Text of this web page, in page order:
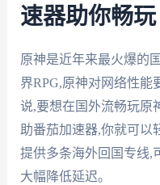
速器助你畅玩
原神是近年来最火爆的
界RPG,原神对网络性能
说,要想在国外流畅玩原
助番茄加速器,你就可以
提供多条海外回国专线,
大幅降低延迟。